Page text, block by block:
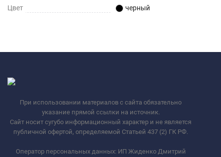
Цвет черный
При использовании материалов с сайта обязательно
указание прямой ссылки на источник.
Сайт носит сугубо информационный характер и не является
публичной офертой, определяемой Статьей 437 (2) ГК РФ.
Оператор персональных данных: ИП Жиденко Дмитрий